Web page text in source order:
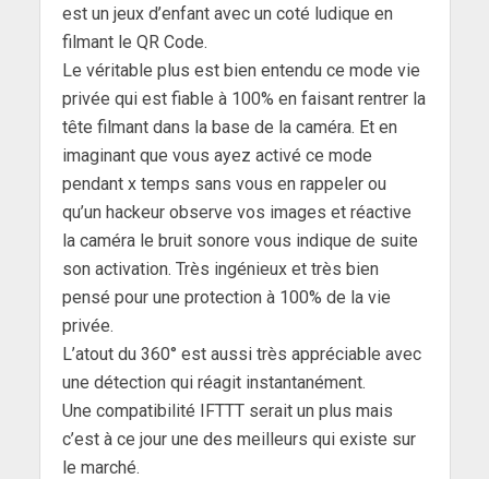
est un jeux d’enfant avec un coté ludique en
filmant le QR Code.
Le véritable plus est bien entendu ce mode vie
privée qui est fiable à 100% en faisant rentrer la
tête filmant dans la base de la caméra. Et en
imaginant que vous ayez activé ce mode
pendant x temps sans vous en rappeler ou
qu’un hackeur observe vos images et réactive
la caméra le bruit sonore vous indique de suite
son activation. Très ingénieux et très bien
pensé pour une protection à 100% de la vie
privée.
L’atout du 360° est aussi très appréciable avec
une détection qui réagit instantanément.
Une compatibilité IFTTT serait un plus mais
c’est à ce jour une des meilleurs qui existe sur
le marché.